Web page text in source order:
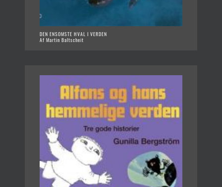
DEN ENSOMSTE HVAL I VERDEN
Af Martin Baltscheit